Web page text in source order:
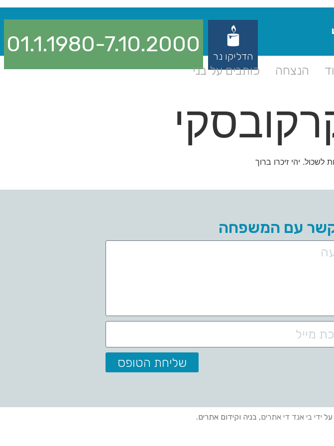
הנצחה כותבים על בני
הדליקו נר 01.1.1980-7.10.2000
קשר עם המשפחה
שליחת הטופס
על ידי בי אנד די אתרים, בניה וקידום אתרים.